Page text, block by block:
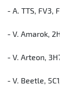
- A. TTS, FV3,
- V. Amarok,
- V. Arteon,
- V. Beetle,